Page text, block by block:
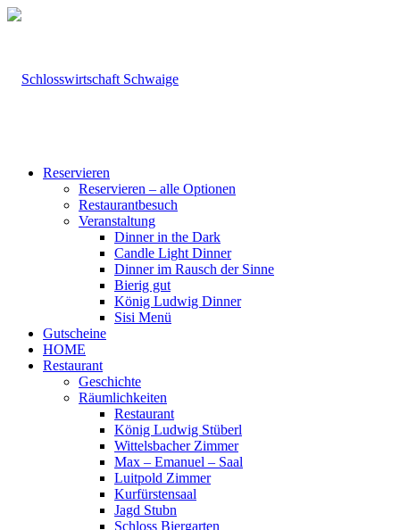
Reservieren
Reservieren – alle Optionen
Restaurantbesuch
Veranstaltung
Dinner in the Dark
Candle Light Dinner
Dinner im Rausch der Sinne
Bierig gut
König Ludwig Dinner
Sisi Menü
Gutscheine
HOME
Restaurant
Geschichte
Räumlichkeiten
Restaurant
König Ludwig Stüberl
Wittelsbacher Zimmer
Max – Emanuel – Saal
Luitpold Zimmer
Kurfürstensaal
Jagd Stubn
Schloss Biergarten